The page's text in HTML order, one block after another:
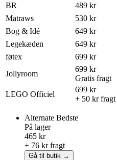
BR 489 kr
Matraws 530 kr
Bog & Idé 649 kr
Legekæden 649 kr
føtex 699 kr
Jollyroom
699 kr
Gratis fragt
LEGO Officiel
699 kr
+ 50 kr fragt
Alternate Bedste
På lager
465 kr
+ 76 kr fragt
Gå til butik →